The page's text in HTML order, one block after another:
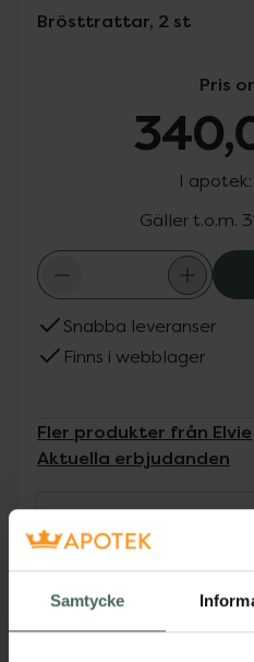
Samtycke
Brösttrattar, 2 st
Pris
I apotek:
Gäller t.o.m.
Snabba leveranser
Finns i webblager
Fler produkter från Elvie
Aktuella erbjudanden
markeringar som gör
bröstvårtan rätt och få